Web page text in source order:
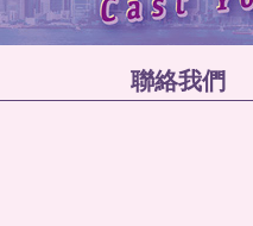
聯絡我們